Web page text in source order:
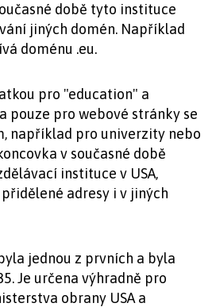
době tyto instituce
jiných domén. Například
doménu .eu.
pro "education" a
pouze pro webové stránky se
například pro univerzity nebo
v současné době
instituce v USA,
adresy i v jiných
jednou z prvních a byla
Je určena výhradně pro
obrany USA a